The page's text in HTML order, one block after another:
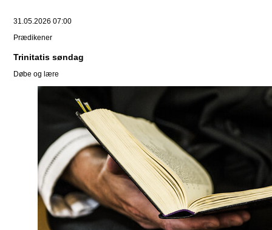
31.05.2026 07:00
Prædikener
Trinitatis søndag
Døbe og lære